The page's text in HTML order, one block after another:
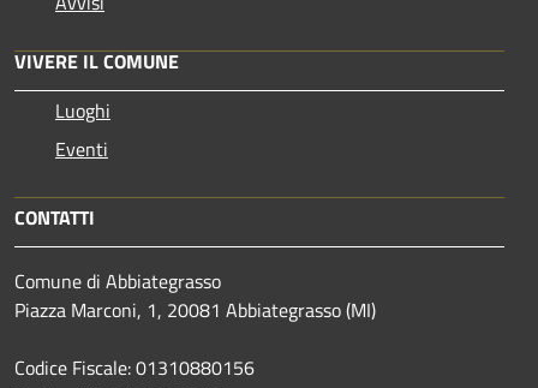
VIVERE IL COMUNE
Luoghi
Eventi
CONTATTI
Comune di Abbiategrasso
Piazza Marconi, 1, 20081 Abbiategrasso (MI)
Codice Fiscale: 01310880156